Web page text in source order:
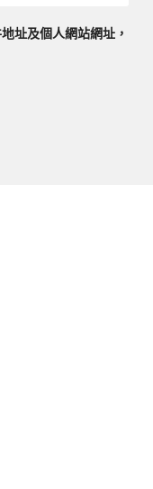
址及個人網站網址，